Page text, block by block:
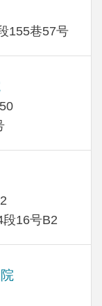
155巷57号
16号B​​2